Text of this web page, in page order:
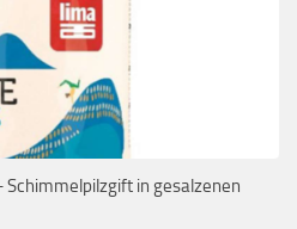
in gesalzenen